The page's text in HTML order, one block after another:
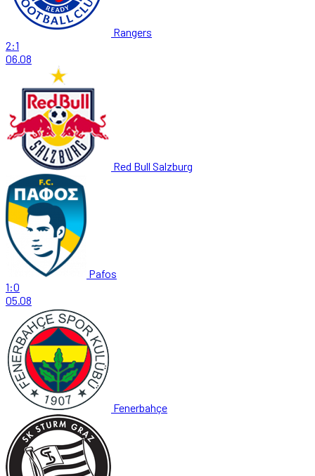
Rangers
2:1
06.08
Red Bull Salzburg
Pafos
1:0
05.08
Fenerbahçe